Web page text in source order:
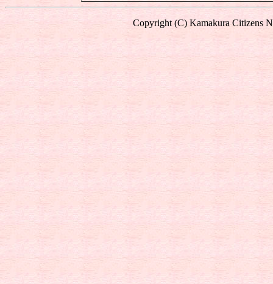
Copyright (C) Kamakura Citizens